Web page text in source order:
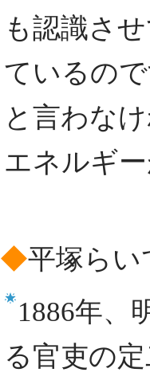
も認識さ
ているの
と言わな
エネルギ
◆平塚らい
1886年、
る官吏の